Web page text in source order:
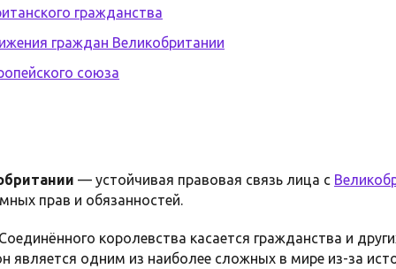
гражданства
граждан Великобритании
союза
— устойчивая правовая связь лица с
прав и обязанностей.
королевства касается гражданства и
является одним из наиболее сложных в мире из-за